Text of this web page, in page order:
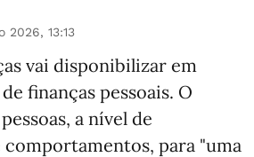
2026, 13:13
vai disponibilizar em
de finanças pessoais. O
a nível de
para "uma